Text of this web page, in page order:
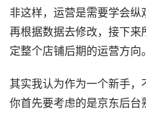
非这样，运营是需要学会
再根据数据去修改，接下来
定整个店铺后期的运营方向。
其实我认为作为一个新手，
你首先要考虑的是京东后